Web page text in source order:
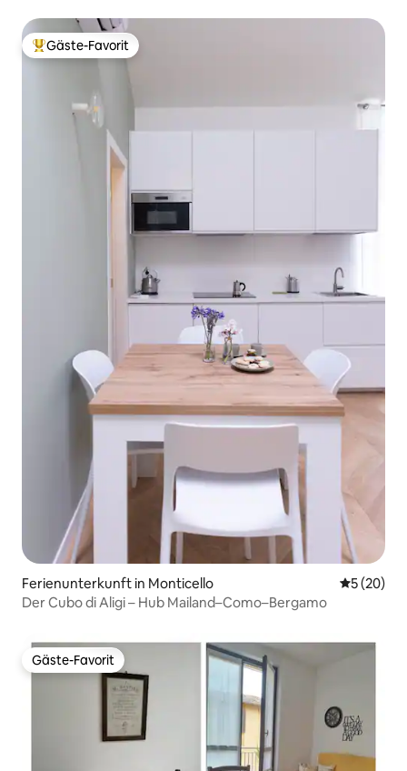
Beliebter Gäste-Favorit.
Gäste-Favorit
Ferienunterkunft in Monticello
5 (20)
Der Cubo di Aligi – Hub Mailand–Como–Bergamo
Gäste-Favorit
Gäste-Favorit